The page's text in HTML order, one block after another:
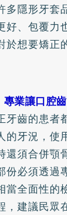
多隱形牙套
好、包覆力
於想要矯正
業讓口腔齒
牙齒的患者
的牙況，使
還須合併顎
份必須透過
當全面性的
，建議民眾